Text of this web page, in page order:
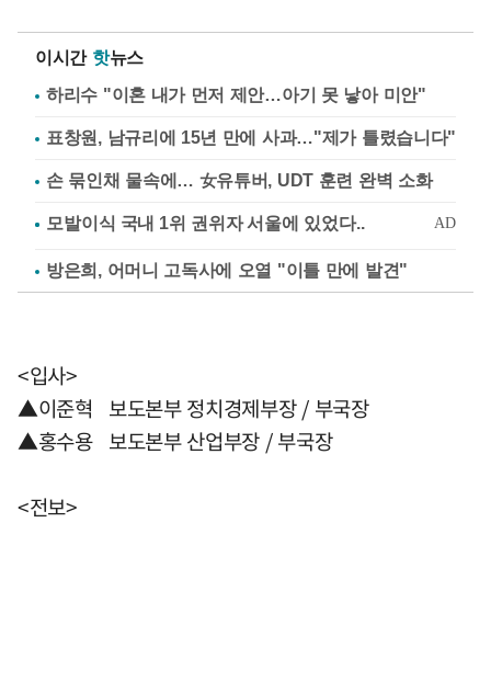
이시간 핫뉴스
하리수 "이혼 내가 먼저 제안…아기 못 낳아 미안"
표창원, 남규리에 15년 만에 사과…"제가 틀렸습니다"
손 묶인채 물속에… 女유튜버, UDT 훈련 완벽 소화
방은희, 어머니 고독사에 오열 "이틀 만에 발견"
<입사>
▲이준혁 보도본부 정치경제부장 / 부국장
▲홍수용 보도본부 산업부장 / 부국장
<전보>